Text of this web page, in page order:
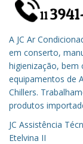
A JC Ar
em conserto,
higienização, bem
equipamentos de
Chillers.
produtos
JC Assistência
Etelvina II